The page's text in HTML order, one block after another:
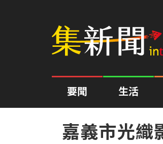
要聞 生活
嘉義市光織